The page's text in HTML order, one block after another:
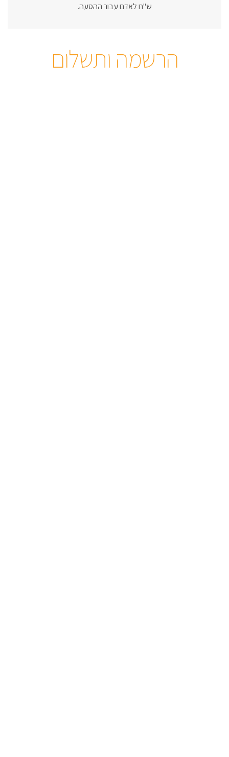
ש"ח לאדם עבור ההסעה.
הרשמה ותשלום